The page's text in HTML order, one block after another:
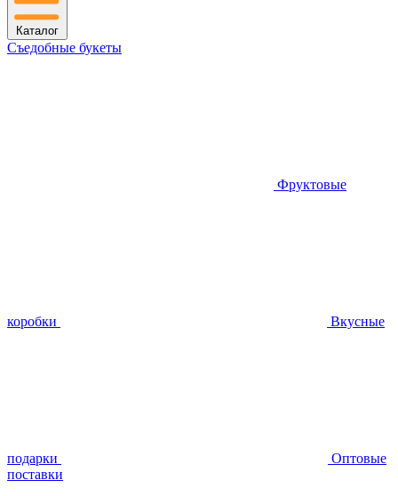
Каталог
Съедобные букеты
Фруктовые
коробки Вкусные
подарки
Оптовые
поставки